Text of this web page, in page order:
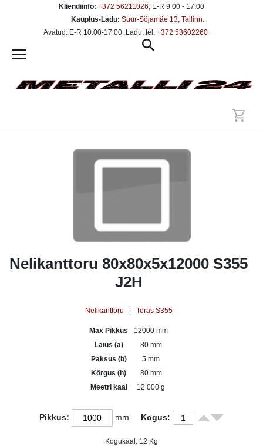
Kliendiinfo: +372 56211026, E-R 9.00 - 17.00
Kauplus-Ladu: Suur-Sõjamäe 13, Tallinn.
Avatud: E-R 10.00-17.00. Ladu: tel: +372 53602260
Nelikanttoru 80x80x5x12000 S355
J2H
Nelikanttoru Teras S355
Max Pikkus
12000 mm
Laius (a)
80 mm
Paksus (b)
5 mm
Kõrgus (h)
80 mm
Meetri kaal
12 000 g
Pikkus: mm Kogus:
Kogukaal: 12 Kg